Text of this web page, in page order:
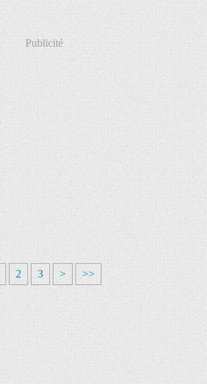
Publicité
2 3 > >>